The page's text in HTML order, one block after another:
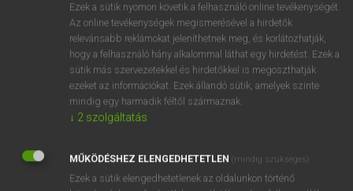
rendszeresen és folyamatosan frissül, különös figyelemmel
az új szavakra és kifejezésekre. Az angol címszavakhoz
tartozó brit kiejtés az online kiadás használatakor
meghallgatható, többszöri ismétléssel elsajátítható. Közép-
és felsőfokú nyelvvizsgára készülőknek, fordítóknak,
nyelvtanároknak a nyelv magas szintű megismeréséhez
ajánlott. A szótár a szövegtől tipográfiailag elkülönített nyelvi
magabiztosabb angol nyelvtudásához. A szótár
főszerkesztője Magay Tamás, a magyar szótárírás
Ezek a sütik nyomon követik a felhasználó online tevékenységét.
Az online tevékenységek megismerésével a hirdetők
relevánsabb reklámokat jeleníthetnek meg, és korlátozhatják,
hogy a felhasználó hány alkalommal láthat egy hirdetést. Ezek a
sütik más szervezetekkel és hirdetőkkel is megoszthatják
ezeket az információkat. Ezek állandó sütik, amelyek szinte
mindig egy harmadik féltől származnak.
↓ 2 szolgáltatás
MŰKÖDÉSHEZ ELENGEDHETETLEN (mindig szükséges)
Ezek a sütik elengedhetetlenek az oldalunkon történő